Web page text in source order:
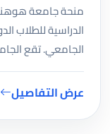
منحة جامعة
الدراسية للطلاب
الجامعي. تقع
عرض التفاصيل